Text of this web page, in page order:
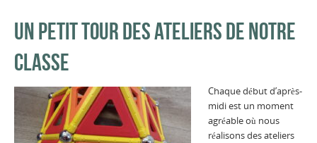
UN PETIT TOUR DES ATELIERS DE NOTRE
CLASSE
Chaque début d’après-
midi est un moment
agréable où nous
réalisons des ateliers